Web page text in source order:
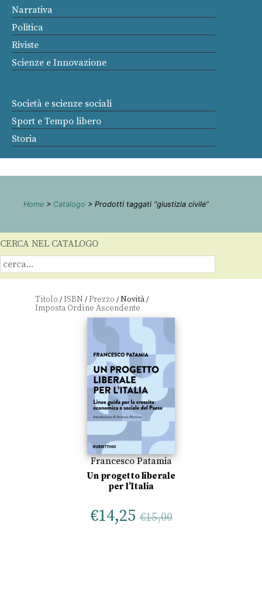
Narrativa
Politica
Riviste
Scienze e Innovazione
Società e scienze sociali
Sport e Tempo libero
Storia
Home > Catalogo > Prodotti taggati “giustizia civile”
CERCA NEL CATALOGO
Titolo /ISBN /Prezzo /Novità/
Francesco Patamia
Un progetto liberale
per l’Italia
€14,25 €15,00